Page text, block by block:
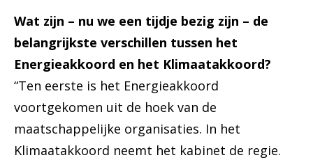
Wat zijn – nu we een tijdje bezig zijn – de
belangrijkste verschillen tussen het
Energieakkoord en het Klimaatakkoord?
“Ten eerste is het Energieakkoord
voortgekomen uit de hoek van de
maatschappelijke organisaties. In het
Klimaatakkoord neemt het kabinet de regie.